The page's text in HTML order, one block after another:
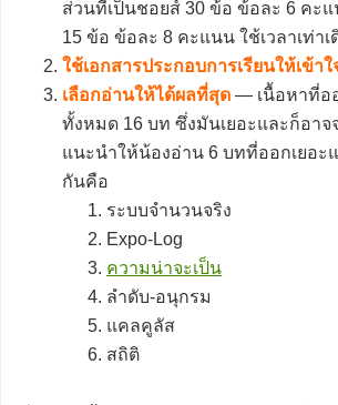
ส่วนที่เป็นชอยส์ 30 ข้อ ข้อละ 6 คะ
15 ข้อ ข้อละ 8 คะแนน ใช้เวลาเท่า
ใช้เอกสารประกอบการเรียนให้เข้าใ
เลือกอ่านให้ได้ผลที่สุด — เนื้อหาที่อ
ทั้งหมด 16 บท ซึ่งมันเยอะและก็อาจ
แนะนำให้น้องอ่าน 6 บทที่ออกเยอะ
กันคือ
ระบบจำนวนจริง
Expo-Log
ความน่าจะเป็น
ลำดับ-อนุกรม
แคลคูลัส
สถิติ